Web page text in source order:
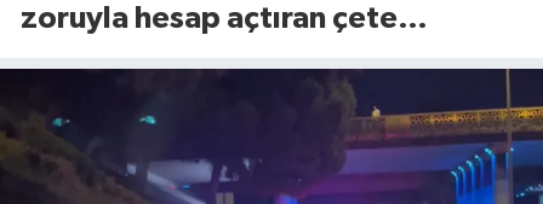
zoruyla hesap açtıran çete